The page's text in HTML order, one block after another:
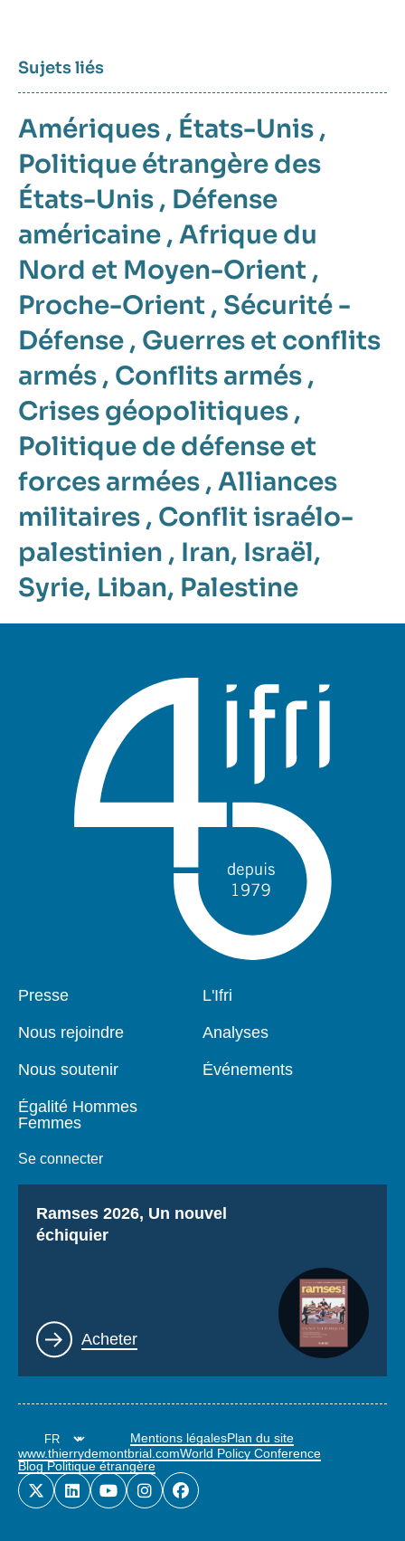
Sujets liés
Amériques , États-Unis ,
Politique étrangère des
États-Unis , Défense
américaine , Afrique du
Nord et Moyen-Orient ,
Proche-Orient , Sécurité -
Défense , Guerres et conflits
armés , Conflits armés ,
Crises géopolitiques ,
Politique de défense et
forces armées , Alliances
militaires , Conflit israélo-
palestinien , Iran, Israël,
Syrie, Liban, Palestine
Pied
page
Presse
Nous rejoindre
Nous soutenir
Égalité Hommes
Femmes
Se connecter
Navigation
L'Ifri
Analyses
Événements
Titre
Ramses 2026, Un nouvel
échiquier
Lien
Acheter
Mentions légalesPlan du site
www.thierrydemontbrial.comWorld Policy Conference
Blog Politique étrangère